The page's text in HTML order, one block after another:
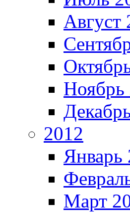
Август
Ноябрь
2012
Январь
Март